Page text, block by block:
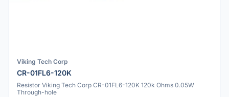
Viking Tech Corp
CR-01FL6-120K
Resistor Viking Tech Corp CR-01FL6-120K 120k Ohms 0.05W
Through-hole